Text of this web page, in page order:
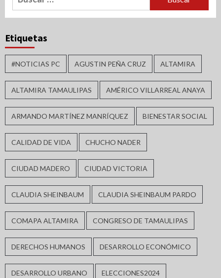
Etiquetas
#NOTICIAS PC AGUSTIN PEÑA CRUZ ALTAMIRA
ALTAMIRA TAMAULIPAS AMÉRICO VILLARREAL ANAYA
ARMANDO MARTÍNEZ MANRÍQUEZ BIENESTAR SOCIAL
CALIDAD DE VIDA CHUCHO NADER
CIUDAD MADERO CIUDAD VICTORIA
CLAUDIA SHEINBAUM CLAUDIA SHEINBAUM PARDO
COMAPA ALTAMIRA CONGRESO DE TAMAULIPAS
DERECHOS HUMANOS DESARROLLO ECONÓMICO
DESARROLLO URBANO ELECCIONES2024